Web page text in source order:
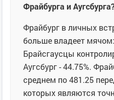
Фрайбурга и
Фрайбург в личных
больше владеет
Брайсгаусцы
Аугсбург - 44.75%.
среднем по 481.25
которых являются